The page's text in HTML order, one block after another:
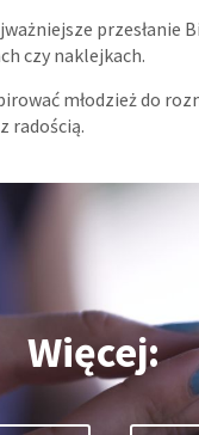
przesłanie
czy naklejkach.
młodzież do
radością.
Więcej: